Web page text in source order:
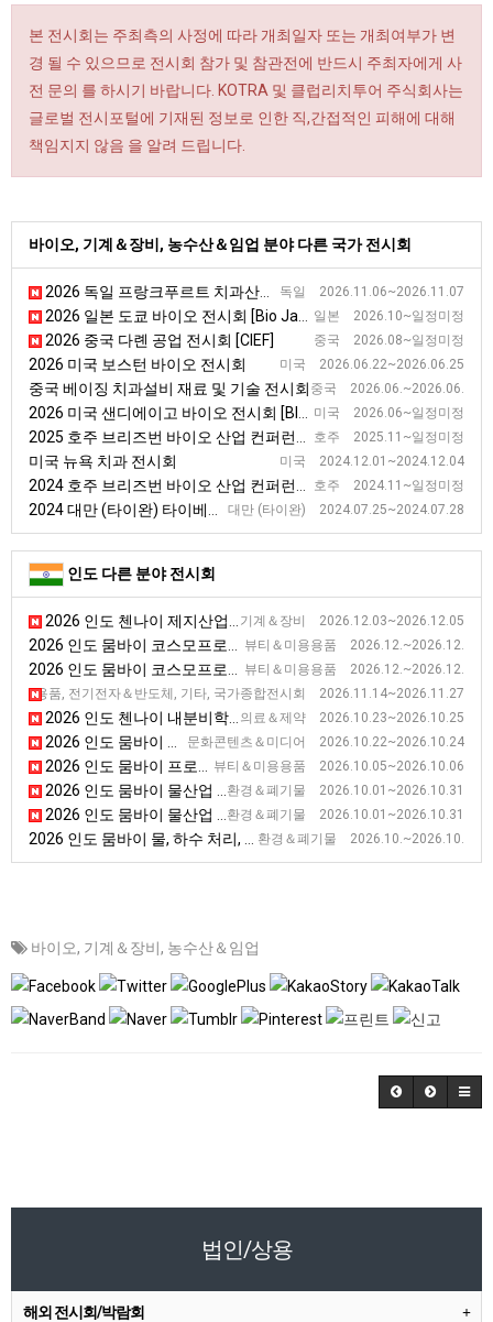
본 전시회는 주최측의 사정에 따라 개최일자 또는 개최여부가 변
경 될 수 있으므로 전시회 참가 및 참관전에 반드시 주최자에게 사
전 문의 를 하시기 바랍니다. KOTRA 및 클럽리치투어 주식회사는
글로벌 전시포털에 기재된 정보로 인한 직,간접적인 피해에 대해
책임지지 않음 을 알려 드립니다.
바이오, 기계＆장비, 농수산＆임업 분야 다른 국가 전시회
독일 2026.11.06~2026.11.07
2026 독일 프랑크푸르트 치과산업 정보 전시회 [infotage FACHDENTAL Frankfurt]
일본 2026.10~일정미정
2026 일본 도쿄 바이오 전시회 [Bio Japan]
중국 2026.08~일정미정
2026 중국 다롄 공업 전시회 [CIEF]
미국 2026.06.22~2026.06.25
2026 미국 보스턴 바이오 전시회
중국 2026.06.~2026.06.
중국 베이징 치과설비 재료 및 기술 전시회
미국 2026.06~일정미정
2026 미국 샌디에이고 바이오 전시회 [BIO USA]
호주 2025.11~일정미정
2025 호주 브리즈번 바이오 산업 컨퍼런스 및 전시회 [AusBiotech]
미국 2024.12.01~2024.12.04
미국 뉴욕 치과 전시회
호주 2024.11~일정미정
2024 호주 브리즈번 바이오 산업 컨퍼런스 및 전시회
대만 (타이완) 2024.07.25~2024.07.28
2024 대만 (타이완) 타이베이 생물과학 기술 전시회 [BIO Asia-Taiwan]
인도 다른 분야 전시회
기계＆장비 2026.12.03~2026.12.05
2026 인도 첸나이 제지산업 박람회 [Paper Expo South India 2026]
뷰티＆미용용품 2026.12.~2026.12.
2026 인도 뭄바이 코스모프로프 미용 전시회
뷰티＆미용용품 2026.12.~2026.12.
2026 인도 뭄바이 코스모프로프 미용 전시회
미용용품, 전기전자＆반도체, 기타, 국가종합전시회 2026.11.14~2026.11.27
2026 인도 뉴델리 소비재 전시회 (IITF) [IITF]
의료＆제약 2026.10.23~2026.10.25
2026 인도 첸나이 내분비학회 전시회 [Endocrine Society Conference(ESICON)]
문화콘텐츠＆미디어 2026.10.22~2026.10.24
2026 인도 뭄바이 방송 전시회 [ Broadcast India Show]
뷰티＆미용용품 2026.10.05~2026.10.06
2026 인도 뭄바이 프로패셔널 뷰티 전시회 [Professional Beauty India]
환경＆폐기물 2026.10.01~2026.10.31
2026 인도 뭄바이 물산업 전시회
환경＆폐기물 2026.10.01~2026.10.31
2026 인도 뭄바이 물산업 전시회
환경＆폐기물 2026.10.~2026.10.
2026 인도 뭄바이 물, 하수 처리, 재활용 전시회
바이오, 기계＆장비, 농수산＆임업
법인/상용
해외 전시회/박람회